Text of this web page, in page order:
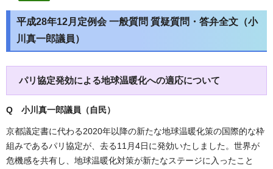
平成28年12月定例会 一般質問 質疑質問・答弁全文（小
川真一郎議員）
パリ協定発効による地球温暖化への適応について
Q 小川真一郎議員（自民）
京都議定書に代わる2020年以降の新たな地球温暖化策の国際的な枠
組みであるパリ協定が、去る11月4日に発効いたしました。世界が
危機感を共有し、地球温暖化対策が新たなステージに入ったこと